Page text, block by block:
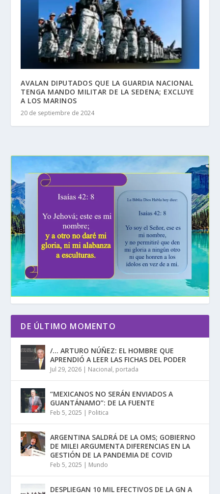
AVALAN DIPUTADOS QUE LA GUARDIA NACIONAL
TENGA MANDO MILITAR DE LA SEDENA; EXCLUYE
A LOS MARINOS
20 de septiembre de 2024
DE ÚLTIMO MOMENTO
/… ARTURO NÚÑEZ: EL HOMBRE QUE
APRENDIÓ A LEER LAS FICHAS DEL PODER
Jul 29, 2026 | Nacional, portada
“MEXICANOS NO SERÁN ENVIADOS A
GUANTÁNAMO”: DE LA FUENTE
Feb 5, 2025 | Politica
ARGENTINA SALDRÁ DE LA OMS; GOBIERNO
DE MILEI ARGUMENTA DIFERENCIAS EN LA
GESTIÓN DE LA PANDEMIA DE COVID
Feb 5, 2025 | Mundo
DESPLIEGAN 10 MIL EFECTIVOS DE LA GN A